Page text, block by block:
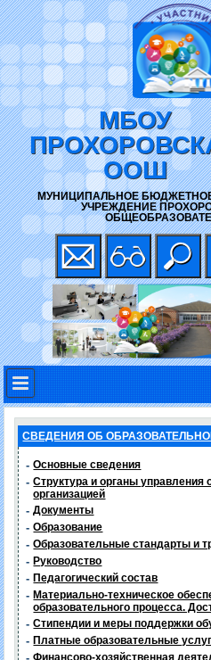
МБОУ
ООШ
МУНИЦИПАЛЬНОЕ
УЧРЕЖДЕНИЕ
СВЕДЕНИЯ ОБ
- Основные сведения
- Структура и органы управления
организацией
- Документы
- Образование
- Образовательные стандарты и
- Руководство
- Педагогический состав
- Материально-техническое
образовательного процесса.
- Стипендии и меры поддержки
- Платные образовательные
Финансово-хозяйственная